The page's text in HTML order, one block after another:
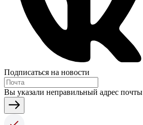
Подписаться на новости
Вы указали неправильный адрес почты